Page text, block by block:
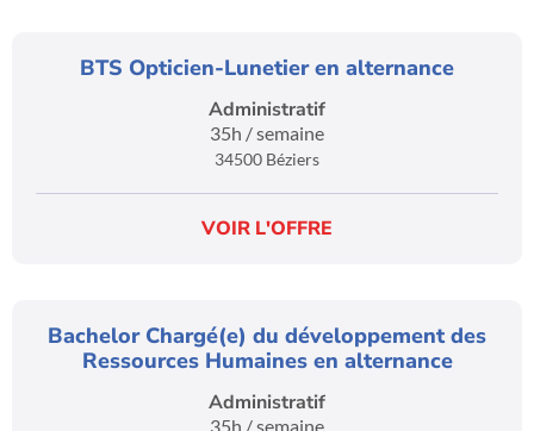
BTS Opticien-Lunetier en alternance
Administratif
35h / semaine
34500 Béziers
VOIR L'OFFRE
Bachelor Chargé(e) du développement des
Ressources Humaines en alternance
Administratif
35h / semaine